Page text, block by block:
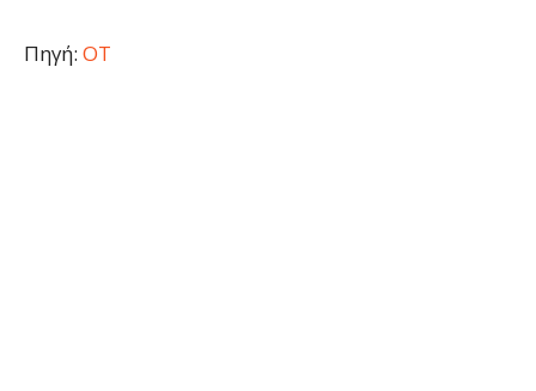
Πηγή: ΟΤ